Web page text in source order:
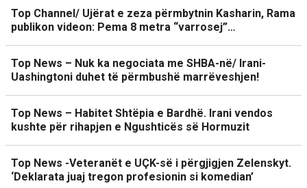
Top Channel/ Ujërat e zeza përmbytnin Kasharin, Rama
publikon videon: Pema 8 metra “varrosej”…
Top News – Nuk ka negociata me SHBA-në/ Irani-
Uashingtoni duhet të përmbushë marrëveshjen!
Top News – Habitet Shtëpia e Bardhë. Irani vendos
kushte për rihapjen e Ngushticës së Hormuzit
Top News -Veteranët e UÇK-së i përgjigjen Zelenskyt.
‘Deklarata juaj tregon profesionin si komedian’